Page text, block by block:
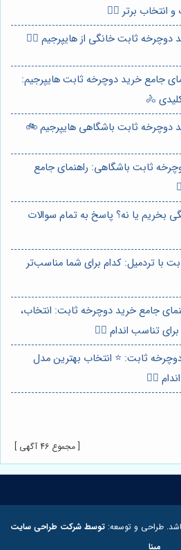
و انتخاب برتر 🚴‍♀️
دوچرخه ثابت خانگی از هایپرجیم 🚴‍♀️
جامع خرید دوچرخه ثابت هایپرجیم:
🚴
دوچرخه ثابت باشگاهی هایپرجیم 🚲
ثابت باشگاهی: راهنمای جامع
بخریم یا نه؟ پاسخ به تمام سوالات
با تردمیل: کدام برای شما مناسب‌تر
جامع خرید دوچرخه ثابت: انتخاب،
تناسب اندام 🚴‍♀️
ثابت: ⭐️ انتخاب بهترین مدل
🚴‍♀️
[ مجموع 46 آگهی ]
طراحی و توسعه: توسط شرکت طراحی سایت
مبنا